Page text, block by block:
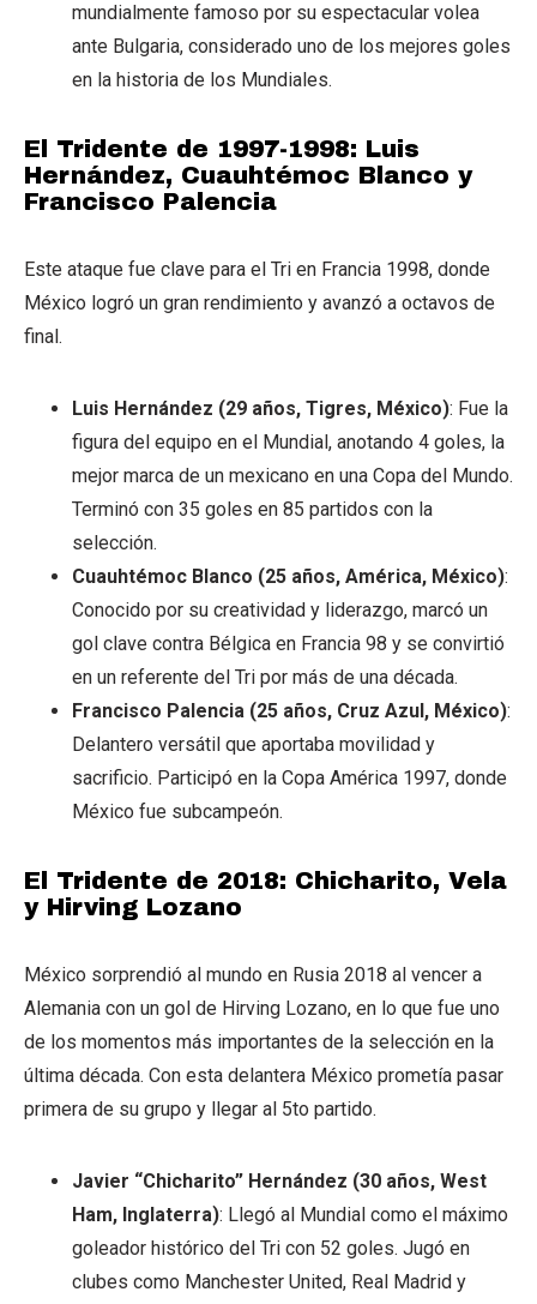
mundialmente famoso por su espectacular volea
ante Bulgaria, considerado uno de los mejores goles
en la historia de los Mundiales.
El Tridente de 1997-1998: Luis
Hernández, Cuauhtémoc Blanco y
Francisco Palencia
Este ataque fue clave para el Tri en Francia 1998, donde
México logró un gran rendimiento y avanzó a octavos de
final.
Luis Hernández (29 años, Tigres, México): Fue la
figura del equipo en el Mundial, anotando 4 goles, la
mejor marca de un mexicano en una Copa del Mundo.
Terminó con 35 goles en 85 partidos con la
selección.
Cuauhtémoc Blanco (25 años, América, México):
Conocido por su creatividad y liderazgo, marcó un
gol clave contra Bélgica en Francia 98 y se convirtió
en un referente del Tri por más de una década.
Francisco Palencia (25 años, Cruz Azul, México):
Delantero versátil que aportaba movilidad y
sacrificio. Participó en la Copa América 1997, donde
México fue subcampeón.
El Tridente de 2018: Chicharito, Vela
y Hirving Lozano
México sorprendió al mundo en Rusia 2018 al vencer a
Alemania con un gol de Hirving Lozano, en lo que fue uno
de los momentos más importantes de la selección en la
última década. Con esta delantera México prometía pasar
primera de su grupo y llegar al 5to partido.
Javier “Chicharito” Hernández (30 años, West
Ham, Inglaterra): Llegó al Mundial como el máximo
goleador histórico del Tri con 52 goles. Jugó en
clubes como Manchester United, Real Madrid y